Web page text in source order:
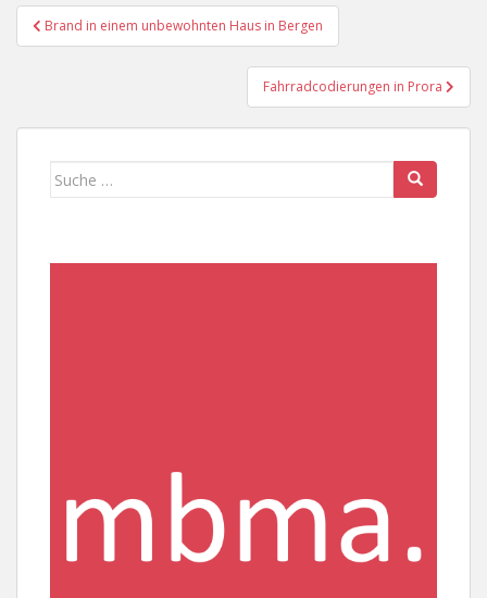
Beitragsnavigation
Brand in einem unbewohnten Haus in Bergen
Fahrradcodierungen in Prora
Suche